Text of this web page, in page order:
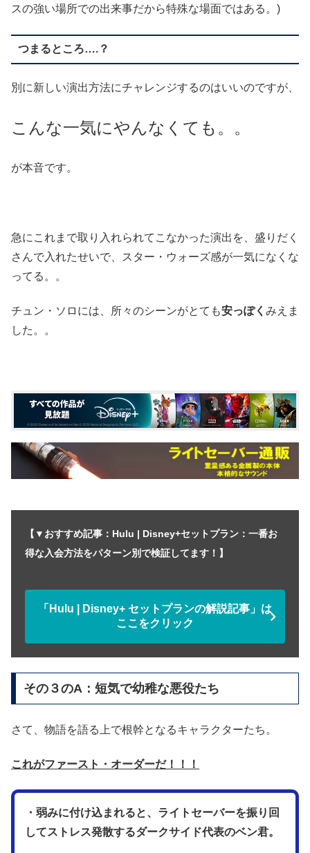
スの強い場所での出来事だから特殊な場面ではある。)
つまるところ….？
別に新しい演出方法にチャレンジするのはいいのですが、
こんな一気にやんなくても。。
が本音です。
急にこれまで取り入れられてこなかった演出を、盛りだく
さんで入れたせいで、スター・ウォーズ感が一気になくな
ってる。。
チュン・ソロには、所々のシーンがとても安っぽく みえま
した。。
【▼おすすめ記事：Hulu | Disney+セットプラン：一番お
得な入会方法をパターン別で検証してます！】
「Hulu | Disney+ セットプランの解説記事」は
ここをクリック
その３のA：短気で幼稚な悪役たち
さて、物語を語る上で根幹となるキャラクターたち。
これがファースト・オーダーだ！！！
・弱みに付け込まれると、ライトセーバーを振り回
してストレス発散するダークサイド代表のベン君。